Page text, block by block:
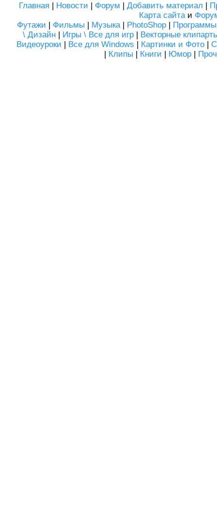
Главная | Новости | Форум | Добавить материал |
Карта сайтаи
Футажи | Фильмы | Музыка| PhotoShop | Программы
\ Дизайн | Игры \ Все для игр | Векторные
Видеоуроки | Все для Windows | Картинки и Фото|
| Клипы | Книги | Юмор |